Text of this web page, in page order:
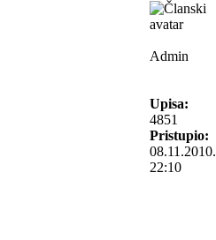
Admin
Upisa:
4851
Pristupio:
08.11.2010.
22:10